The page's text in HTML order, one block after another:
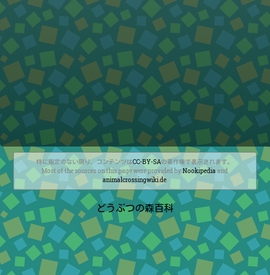
特に指定のない限り、コンテンツはCC-BY-SAの著作権で表示されます。
Most of the sources on this page were provided byNookipedia and
animalcrossingwiki.de.
どうぶつの森百科